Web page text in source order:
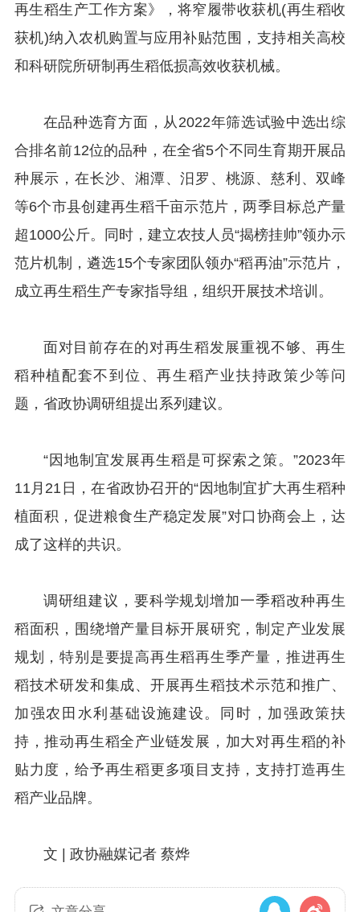
再生稻生产工作方案》，将窄履带收获机(再生稻收
获机)纳入农机购置与应用补贴范围，支持相关高校
和科研院所研制再生稻低损高效收获机械。
在品种选育方面，从2022年筛选试验中选出综
合排名前12位的品种，在全省5个不同生育期开展品
种展示，在长沙、湘潭、汨罗、桃源、慈利、双峰
等6个市县创建再生稻千亩示范片，两季目标总产量
超1000公斤。同时，建立农技人员“揭榜挂帅”领办示
范片机制，遴选15个专家团队领办“稻再油”示范片，
成立再生稻生产专家指导组，组织开展技术培训。
面对目前存在的对再生稻发展重视不够、再生
稻种植配套不到位、再生稻产业扶持政策少等问
题，省政协调研组提出系列建议。
“因地制宜发展再生稻是可探索之策。”2023年
11月21日，在省政协召开的“因地制宜扩大再生稻种
植面积，促进粮食生产稳定发展”对口协商会上，达
成了这样的共识。
调研组建议，要科学规划增加一季稻改种再生
稻面积，围绕增产量目标开展研究，制定产业发展
规划，特别是要提高再生稻再生季产量，推进再生
稻技术研发和集成、开展再生稻技术示范和推广、
加强农田水利基础设施建设。同时，加强政策扶
持，推动再生稻全产业链发展，加大对再生稻的补
贴力度，给予再生稻更多项目支持，支持打造再生
稻产业品牌。
文 | 政协融媒记者 蔡烨